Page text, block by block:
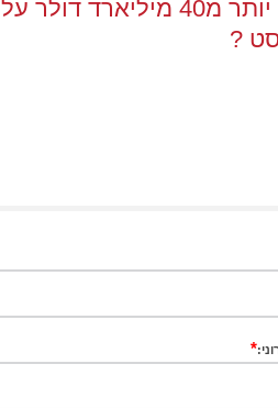
לשלם יותר מ40 מיליארד דולר על
?
*